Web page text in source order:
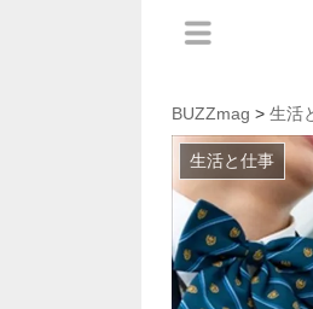
BUZZmag > 生活
生活と仕事